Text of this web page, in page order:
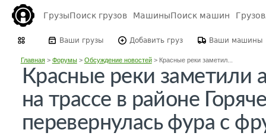
ГрузыПоиск грузов МашиныПоиск машин
Ваши грузы Добавить груз Ваши машины
Главная> Форумы> Обсуждение новостей> Красные реки заметил...
Красные реки заметили
на трассе в районе
перевернулась фура с